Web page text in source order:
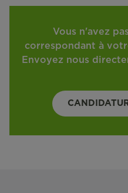
Vous n'avez
correspondant à
Envoyez nous